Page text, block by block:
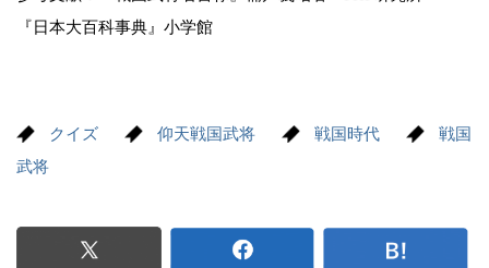
『日本大百科事典』小学館
クイズ 仰天戦国武将 戦国時代
戦国
武将